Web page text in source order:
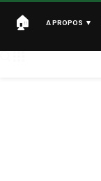
A PROPOS